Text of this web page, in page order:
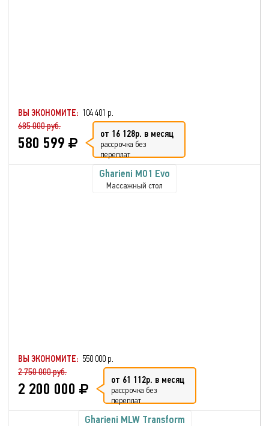
ВЫ ЭКОНОМИТЕ: 104 401 р.
685 000 руб.
580 599 от 16 128р. в месяц
рассрочка без
переплат
Gharieni MO1 Evo
Массажный стол
ВЫ ЭКОНОМИТЕ: 550 000 р.
2 750 000 руб.
2 200 000 от 61 112р. в месяц
рассрочка без
переплат
Gharieni MLW Transform